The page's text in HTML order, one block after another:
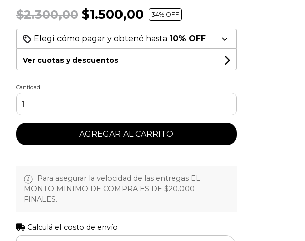
$2.300,00$1.500,00 34% OFF
Elegí cómo pagar y obtené hasta 10% OFF
Ver cuotas y descuentos
Cantidad
AGREGAR AL CARRITO
Para asegurar la velocidad de las entregas EL
MONTO MINIMO DE COMPRA ES DE $20.000
FINALES.
Calculá el costo de envío